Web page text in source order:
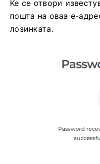
Ќе се отвори
пошта на оваа е-
лозинката.